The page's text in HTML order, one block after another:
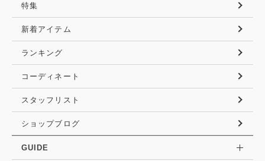
特集
新着アイテム
ランキング
コーディネート
スタッフリスト
ショップブログ
GUIDE